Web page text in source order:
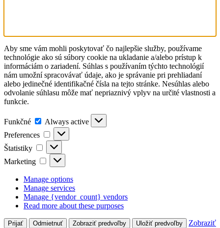
Aby sme vám mohli poskytovať čo najlepšie služby, používame
technológie ako sú súbory cookie na ukladanie a/alebo prístup k
informáciám o zariadení. Súhlas s používaním týchto technológií
nám umožní spracovávať údaje, ako je správanie pri prehliadaní
alebo jedinečné identifikačné čísla na tejto stránke. Nesúhlas alebo
odvolanie súhlasu môže mať nepriaznivý vplyv na určité vlastnosti a
funkcie.
Funkčné Funkčné
Always active
Preferences
Preferences
Štatistiky Štatistiky
Marketing Marketing
Manage options
Manage services
Manage {vendor_count} vendors
Read more about these purposes
Prijať Odmietnuť Zobraziť predvoľby Uložiť predvoľby
Zobraziť